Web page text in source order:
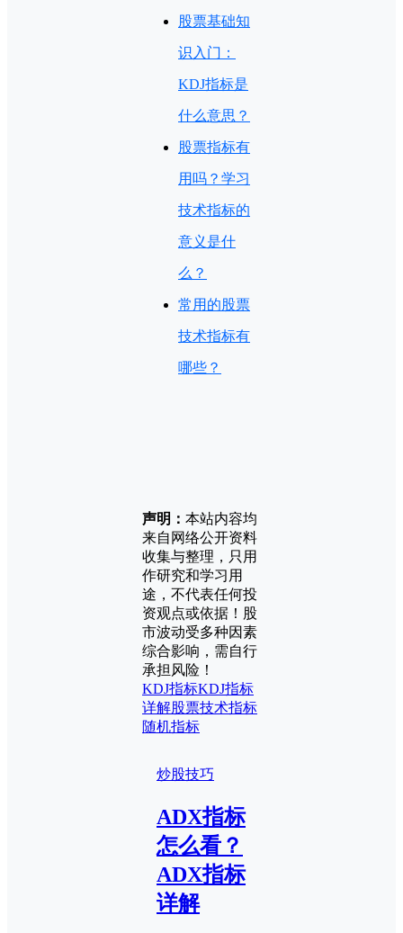
股票基础知
识入门：
KDJ指标是
什么意思？
股票指标有
用吗？学习
技术指标的
意义是什
么？
常用的股票
技术指标有
哪些？
声明： 本站内容均
来自网络公开资料
收集与整理，只用
作研究和学习用
途，不代表任何投
资观点或依据！股
市波动受多种因素
综合影响，需自行
承担风险！
KDJ指标KDJ指标
详解股票技术指标
随机指标
炒股技巧
ADX指标
怎么看？
ADX指标
详解